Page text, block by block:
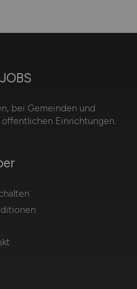
bei Gemeinden und
Einrichtungen.